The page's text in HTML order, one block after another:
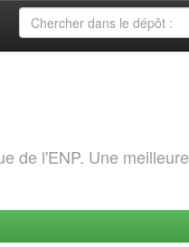
de l'ENP. Une meilleure